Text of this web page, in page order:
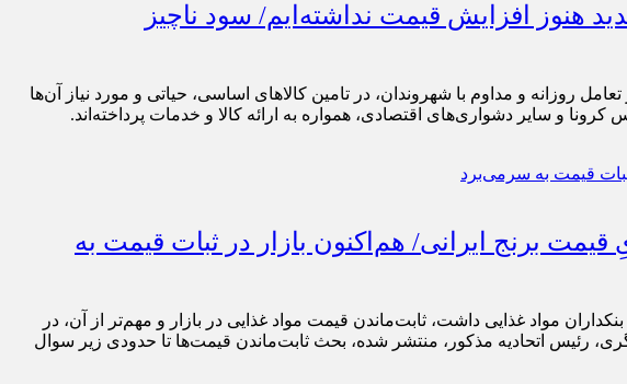
هنوز افزایش قیمت نداشته‌ایم/ سود ناچیز
روزانه و مداوم با شهروندان، در تامین کالاهای اساسی، حیاتی و مورد نیاز آن‌ها
و سایر دشواری‌های اقتصادی، همواره به ارائه کالا و خدمات پرداخته‌اند.
غذایی فقط مربوط به تعطیلات بود/ علت افزایش20 درصدیِ قیمت برنج ایرانی/ هم‌اکنون بازار در ثبات قیمت به
مواد غذایی داشت، ثابت‌ماندن قیمت مواد غذایی در بازار و مهم‌تر از آن، در
رئیس اتحادیه مذکور، منتشر شده، بحث ثابت‌ماندن قیمت‌ها تا حدودی زیر سوال